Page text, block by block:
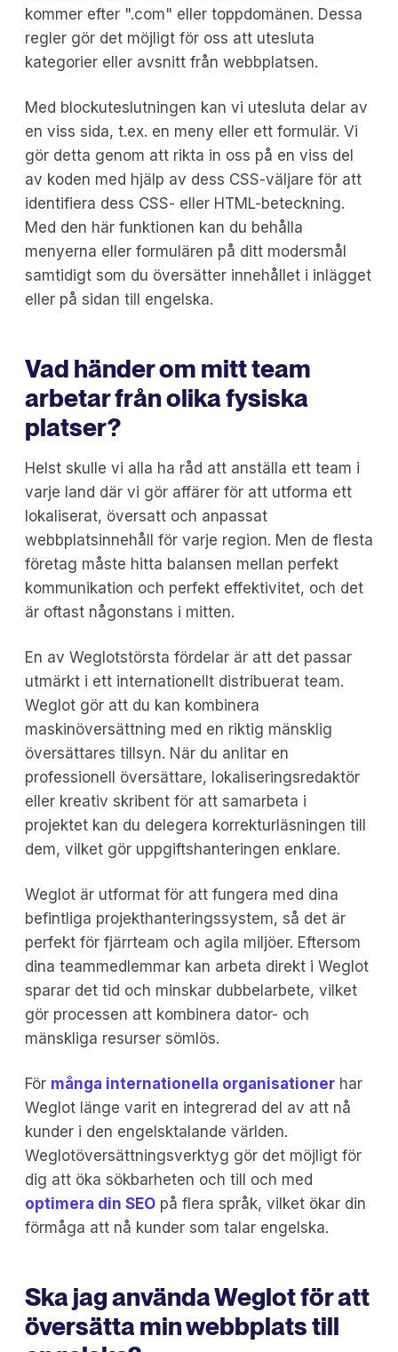
kommer efter ".com" eller toppdomänen. Dessa
regler gör det möjligt för oss att utesluta
kategorier eller avsnitt från webbplatsen.
Med blockuteslutningen kan vi utesluta delar av
en viss sida, t.ex. en meny eller ett formulär. Vi
gör detta genom att rikta in oss på en viss del
av koden med hjälp av dess CSS-väljare för att
identifiera dess CSS- eller HTML-beteckning.
Med den här funktionen kan du behålla
menyerna eller formulären på ditt modersmål
samtidigt som du översätter innehållet i inlägget
eller på sidan till engelska.
Vad händer om mitt team
arbetar från olika fysiska
platser?
Helst skulle vi alla ha råd att anställa ett team i
varje land där vi gör affärer för att utforma ett
lokaliserat, översatt och anpassat
webbplatsinnehåll för varje region. Men de flesta
företag måste hitta balansen mellan perfekt
kommunikation och perfekt effektivitet, och det
är oftast någonstans i mitten.
En av Weglotstörsta fördelar är att det passar
utmärkt i ett internationellt distribuerat team.
Weglot gör att du kan kombinera
maskinöversättning med en riktig mänsklig
översättares tillsyn. När du anlitar en
professionell översättare, lokaliseringsredaktör
eller kreativ skribent för att samarbeta i
projektet kan du delegera korrekturläsningen till
dem, vilket gör uppgiftshanteringen enklare.
Weglot är utformat för att fungera med dina
befintliga projekthanteringssystem, så det är
perfekt för fjärrteam och agila miljöer. Eftersom
dina teammedlemmar kan arbeta direkt i Weglot
sparar det tid och minskar dubbelarbete, vilket
gör processen att kombinera dator- och
mänskliga resurser sömlös.
För många internationella organisationer har
Weglot länge varit en integrerad del av att nå
kunder i den engelsktalande världen.
Weglotöversättningsverktyg gör det möjligt för
dig att öka sökbarheten och till och med
optimera din SEO på flera språk, vilket ökar din
förmåga att nå kunder som talar engelska.
Ska jag använda Weglot för att
översätta min webbplats till